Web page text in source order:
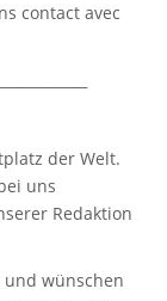
contact avec
der Welt.
uns
Redaktion
und wünschen